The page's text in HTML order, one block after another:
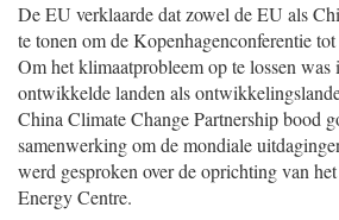
De EU verklaarde dat zowel de EU als
te tonen om de Kopenhagenconferentie tot
Om het klimaatprobleem op te lossen was
ontwikkelde landen als
China Climate Change Partnership bood
samenwerking om de mondiale
werd gesproken over de oprichting van
Energy Centre.